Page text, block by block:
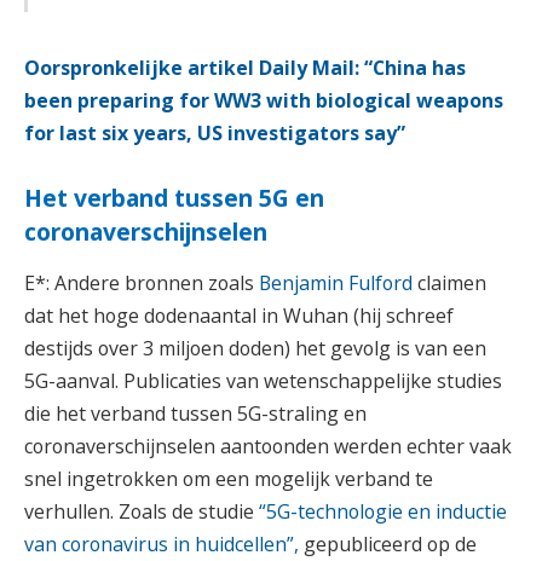
Oorspronkelijke artikel Daily Mail:“China has
been preparing for WW3 with biological weapons
for last six years, US investigators say”
Het verband tussen 5G en
coronaverschijnselen
E*: Andere bronnen zoals Benjamin Fulford claimen
dat het hoge dodenaantal in Wuhan (hij schreef
destijds over 3 miljoen doden) het gevolg is van een
5G-aanval. Publicaties van wetenschappelijke studies
die het verband tussen 5G-straling en
coronaverschijnselen aantoonden werden echter vaak
snel ingetrokken om een mogelijk verband te
verhullen. Zoals de studie “5G-technologie en inductie
van coronavirus in huidcellen”, gepubliceerd op de